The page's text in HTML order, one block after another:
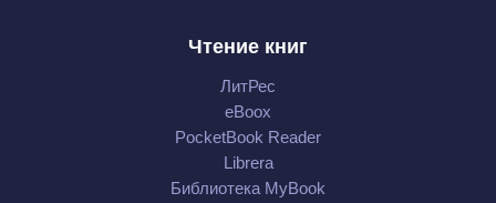
Чтение книг
ЛитРес
eBoox
PocketBook Reader
Librera
Библиотека MyBook